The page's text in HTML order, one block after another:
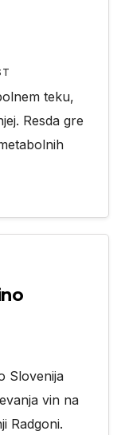
teku,
Resda gre
Slovenija
vin na
Radgoni.